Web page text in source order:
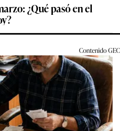
¿Qué pasó en el
ContenidoGEC